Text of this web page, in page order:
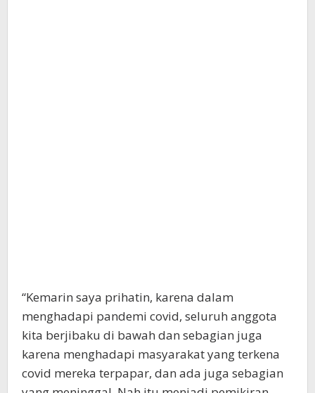
“Kemarin saya prihatin, karena dalam
menghadapi pandemi covid, seluruh anggota
kita berjibaku di bawah dan sebagian juga
karena menghadapi masyarakat yang terkena
covid mereka terpapar, dan ada juga sebagian